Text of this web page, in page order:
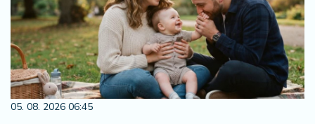
05. 08. 2026 06:45